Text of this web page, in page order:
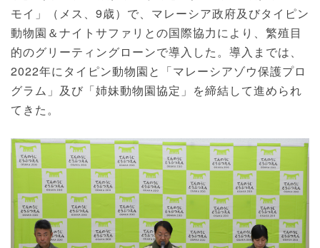
モイ」（メス、9歳）で、マレーシア政府及びタイピン
動物園＆ナイトサファリとの国際協力により、繁殖目
的のグリーティングローンで導入した。導入までは、
2022年にタイピン動物園と「マレーシアゾウ保護プロ
グラム」及び「姉妹動物園協定」を締結して進められ
てきた。